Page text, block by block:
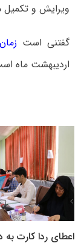
ویرایش و تکمیل
گفتنی است
اردیبهشت ماه
اعطای ردا کارت به